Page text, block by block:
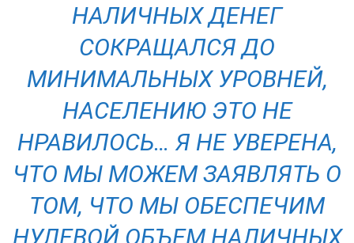
НАЛИЧНЫХ ДЕНЕГ
СОКРАЩАЛСЯ ДО
МИНИМАЛЬНЫХ УРОВНЕЙ,
НАСЕЛЕНИЮ ЭТО НЕ
НРАВИЛОСЬ… Я НЕ УВЕРЕНА,
ЧТО МЫ МОЖЕМ ЗАЯВЛЯТЬ О
ТОМ, ЧТО МЫ ОБЕСПЕЧИМ
НУЛЕВОЙ ОБЪЕМ НАЛИЧНЫХ